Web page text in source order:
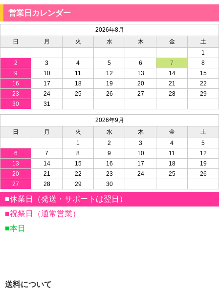
営業日カレンダー
2026年8月
日
月 火 水 木 金
土
1
2
3 4 5 6 7
8
9
10 11 12 13 14
15
16
17 18 19 20 21
22
23
24 25 26 27 28
29
30
31
2026年9月
日
月 火 水 木 金
土
1
2 3 4
5
6
7 8 9 10 11
12
13
14 15 16 17 18
19
20
21 22 23 24 25
26
27
28 29 30
■休業日（発送・サポートは翌日）
■祝祭日（通常営業）
■本日
送料について